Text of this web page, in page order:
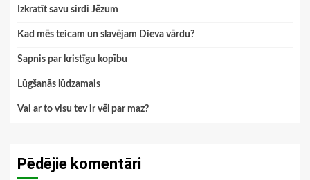
Izkratīt savu sirdi Jēzum
Kad mēs teicam un slavējam Dieva vārdu?
Sapnis par kristīgu kopību
Lūgšanās lūdzamais
Vai ar to visu tev ir vēl par maz?
Pēdējie komentāri